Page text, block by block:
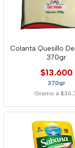
Colanta Quesillo
370gr
$13.600
370gr
Gramo a